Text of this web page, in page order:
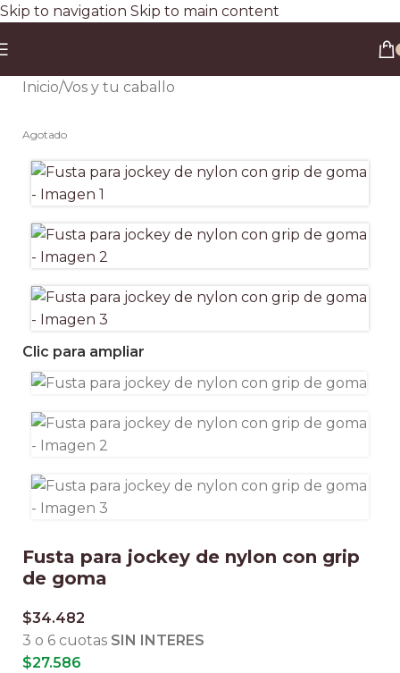
Skip to navigation Skip to main content
Descuento ESPECIAL por transferencia bancaria 20%
Inicio/Vos y tu caballo
Agotado
Clic para ampliar
Fusta para jockey de nylon con grip
de goma
$34.482
3 o 6 cuotas SIN INTERES
$27.586